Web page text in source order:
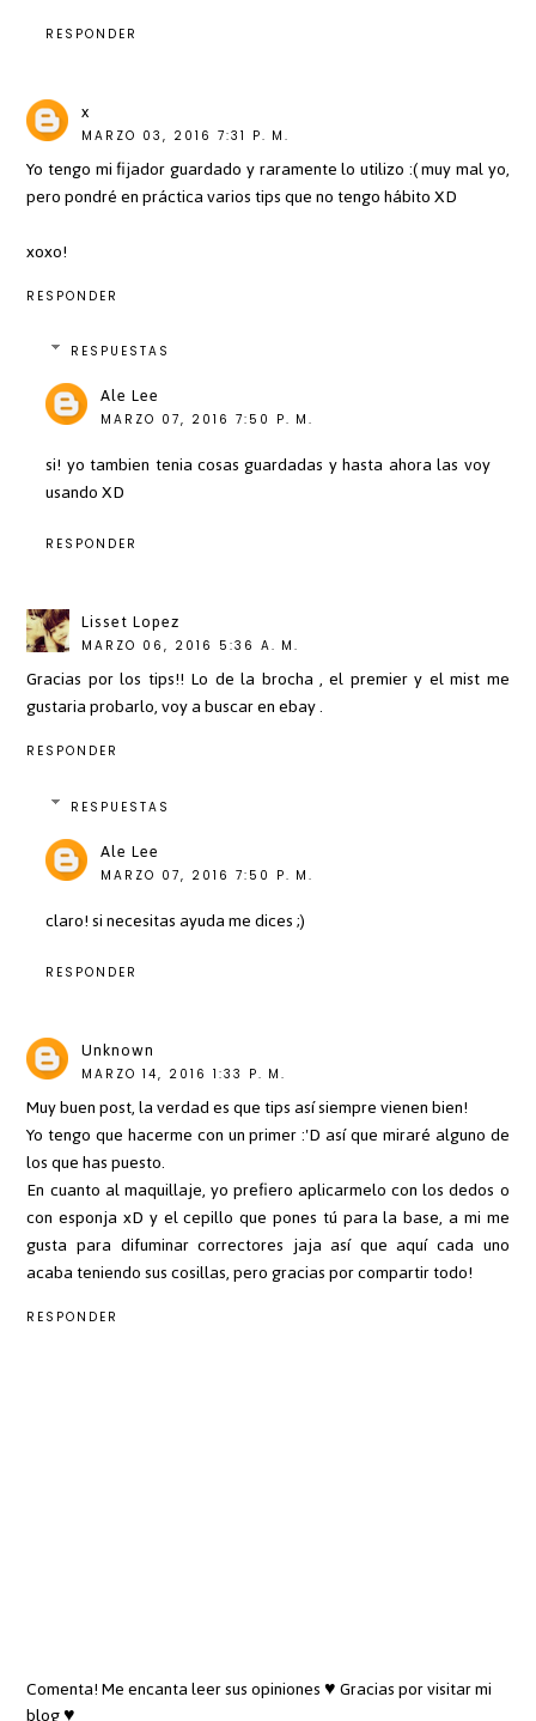
RESPONDER
x
MARZO 03, 2016 7:31 P. M.
Yo tengo mi fijador guardado y raramente lo utilizo :( muy mal yo,
pero pondré en práctica varios tips que no tengo hábito XD
xoxo!
RESPONDER
RESPUESTAS
Ale Lee
MARZO 07, 2016 7:50 P. M.
si! yo tambien tenia cosas guardadas y hasta ahora las voy
usando XD
RESPONDER
Lisset Lopez
MARZO 06, 2016 5:36 A. M.
Gracias por los tips!! Lo de la brocha , el premier y el mist me
gustaria probarlo, voy a buscar en ebay .
RESPONDER
RESPUESTAS
Ale Lee
MARZO 07, 2016 7:50 P. M.
claro! si necesitas ayuda me dices ;)
RESPONDER
Unknown
MARZO 14, 2016 1:33 P. M.
Muy buen post, la verdad es que tips así siempre vienen bien!
Yo tengo que hacerme con un primer :'D así que miraré alguno de
los que has puesto.
En cuanto al maquillaje, yo prefiero aplicarmelo con los dedos o
con esponja xD y el cepillo que pones tú para la base, a mi me
gusta para difuminar correctores jaja así que aquí cada uno
acaba teniendo sus cosillas, pero gracias por compartir todo!
RESPONDER
Comenta! Me encanta leer sus opiniones ♥ Gracias por visitar mi